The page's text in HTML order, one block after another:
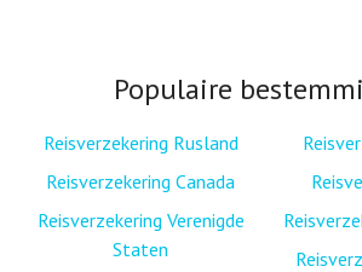
Populaire
Reisverzekering Rusland
Reisverzekering Canada
Reisverzekering Verenigde
Staten